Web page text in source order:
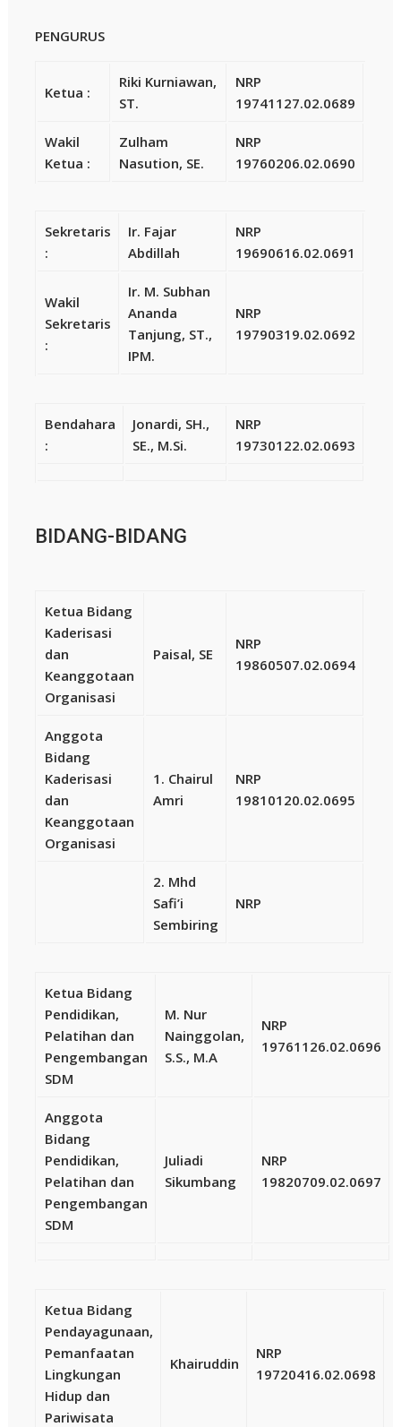
PENGURUS
Ketua :
Riki Kurniawan,
ST.
NRP
19741127.02.0689
Wakil
Ketua :
Zulham
Nasution, SE.
NRP
19760206.02.0690
Sekretaris
:
Ir. Fajar
Abdillah
NRP
19690616.02.0691
Wakil
Sekretaris
:
Ir. M. Subhan
Ananda
Tanjung, ST.,
IPM.
NRP
19790319.02.0692
Bendahara
:
Jonardi, SH.,
SE., M.Si.
NRP
19730122.02.0693
BIDANG-BIDANG
Ketua Bidang
Kaderisasi
dan
Keanggotaan
Organisasi
Paisal, SE
NRP
19860507.02.0694
Anggota
Bidang
Kaderisasi
dan
Keanggotaan
Organisasi
1. Chairul
Amri
NRP
19810120.02.0695
2. Mhd
Safi’i
Sembiring
NRP
Ketua Bidang
Pendidikan,
Pelatihan dan
Pengembangan
SDM
M. Nur
Nainggolan,
S.S., M.A
NRP
19761126.02.0696
Anggota
Bidang
Pendidikan,
Pelatihan dan
Pengembangan
SDM
Juliadi
Sikumbang
NRP
19820709.02.0697
Ketua Bidang
Pendayagunaan,
Pemanfaatan
Lingkungan
Hidup dan
Pariwisata
Khairuddin
NRP
19720416.02.0698